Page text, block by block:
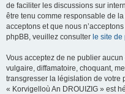
de faciliter les discussions sur
être tenu comme responsable de
acceptons et que nous
phpBB, veuillez consulter le site
Vous acceptez de ne publier
vulgaire, diffamatoire, choquant,
transgresser la législation de votre
« Korvigelloù An DROUIZIG » est